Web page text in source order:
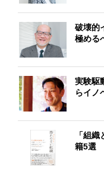
破壊的
極める
実験駆
らイノ
「組
籍5選